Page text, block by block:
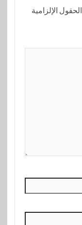
الحقول الإلزامية